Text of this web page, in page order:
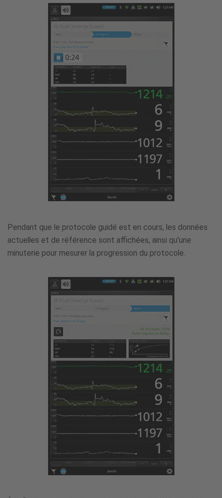
Pendant que le protocole guidé est en cours, les données
actuelles et de référence sont affichées, ainsi qu'une
minuterie pour mesurer la progression du protocole.